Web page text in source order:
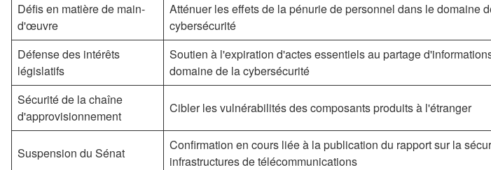
Défis en matière de main-
d'œuvre
Atténuer les effets de la pénurie de personnel dans le domaine
cybersécurité
Défense des intérêts
législatifs
Soutien à l'expiration d'actes essentiels au partage
domaine de la cybersécurité
Sécurité de la chaîne
d'approvisionnement
Cibler les vulnérabilités des composants produits à l'étranger
Suspension du Sénat
Confirmation en cours liée à la publication du rapport sur la
infrastructures de télécommunications